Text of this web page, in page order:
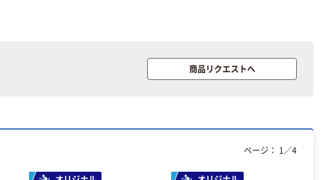
商品リクエストへ
ページ： 1 ／4
ェキ専用フィル